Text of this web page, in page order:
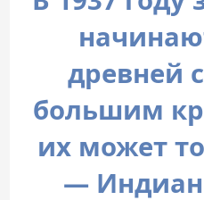
древней
большим
их может
—